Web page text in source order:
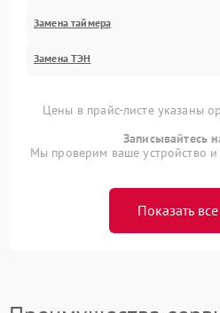
Замена таймера
Замена ТЭН
Цены в прайс-листе указаны
Записывайтесь
Мы проверим ваше устройство
Показать все